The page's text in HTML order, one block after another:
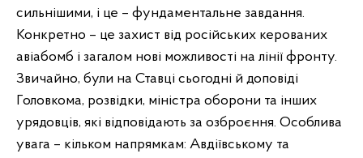
сильнішими, і це – фундаментальне завдання.
Конкретно – це захист від російських керованих
авіабомб і загалом нові можливості на лінії фронту.
Звичайно, були на Ставці сьогодні й доповіді
Головкома, розвідки, міністра оборони та інших
урядовців, які відповідають за озброєння. Особлива
увага – кільком напрямкам: Авдіївському та